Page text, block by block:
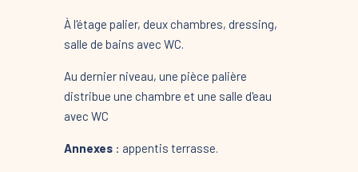
À l'étage palier, deux chambres, dressing,
salle de bains avec WC.
Au dernier niveau, une pièce palière
distribue une chambre et une salle d'eau
avec WC
Annexes : appentis terrasse.